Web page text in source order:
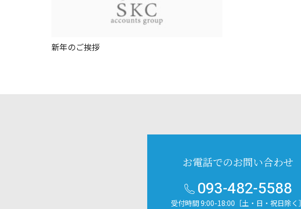
新年のご挨拶
お電話でのお問い合わせ
093-482-5588
受付時間 9:00-18:00［土・日・祝日除く］